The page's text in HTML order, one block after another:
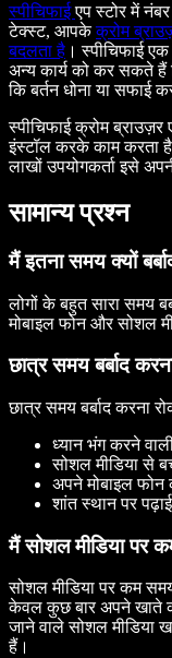
स्पीचिफाईएप स्टोर में
टेक्स्ट, आपकेक्रोम
बदलता है । स्पीचिफाई
अन्य कार्य को कर सकते
कि बर्तन धोना या सफाई
स्पीचिफाई क्रोम
इंस्टॉल करके काम करता
लाखों उपयोगकर्ता इसे
सामान्य प्रश्न
मैं इतना समय क्यों
लोगों के बहुत सारा समय
मोबाइल फोन और सोशल
छात्र समय बर्बाद
छात्र समय बर्बाद करना
ध्यान भंग करने
सोशल मीडिया से
अपने मोबाइल
शांत स्थान पर
मैं सोशल मीडिया पर
सोशल मीडिया पर कम
केवल कुछ बार अपने खाते
जाने वाले सोशल मीडिया
हैं।